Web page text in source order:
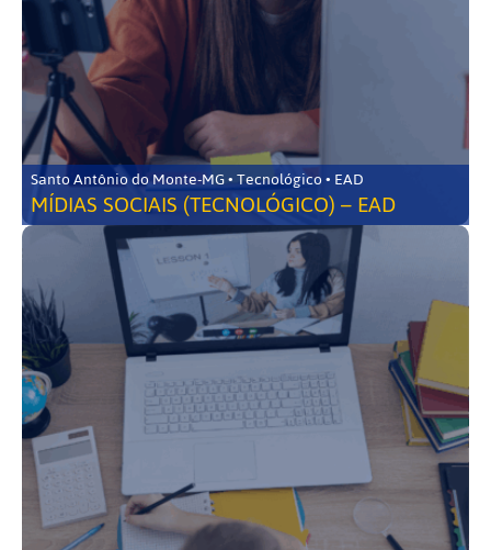
Santo Antônio do Monte-MG • Tecnológico • EAD
MÍDIAS SOCIAIS (TECNOLÓGICO) – EAD